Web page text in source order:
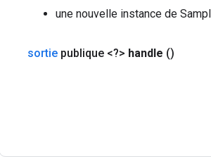
une nouvelle instance de
sortie publique <?> handle ()